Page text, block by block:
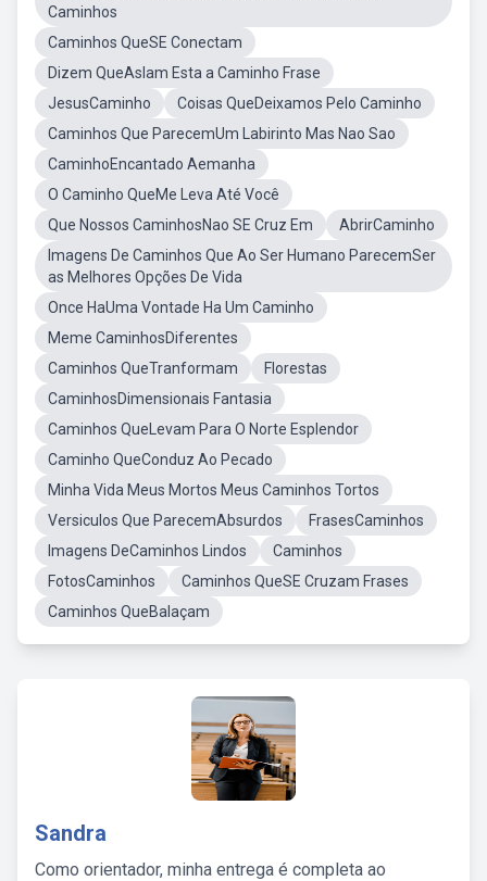
Caminhos
Caminhos QueSE Conectam
Dizem QueAslam Esta a Caminho Frase
JesusCaminho
Coisas QueDeixamos Pelo Caminho
Caminhos Que ParecemUm Labirinto Mas Nao Sao
CaminhoEncantado Aemanha
O Caminho QueMe Leva Até Você
Que Nossos CaminhosNao SE Cruz Em
AbrirCaminho
Imagens De Caminhos Que Ao Ser Humano ParecemSer
as Melhores Opções De Vida
Once HaUma Vontade Ha Um Caminho
Meme CaminhosDiferentes
Caminhos QueTranformam
Florestas
CaminhosDimensionais Fantasia
Caminhos QueLevam Para O Norte Esplendor
Caminho QueConduz Ao Pecado
Minha Vida Meus Mortos Meus Caminhos Tortos
Versiculos Que ParecemAbsurdos
FrasesCaminhos
Imagens DeCaminhos Lindos
Caminhos
FotosCaminhos
Caminhos QueSE Cruzam Frases
Caminhos QueBalaçam
Sandra
Como orientador, minha entrega é completa ao